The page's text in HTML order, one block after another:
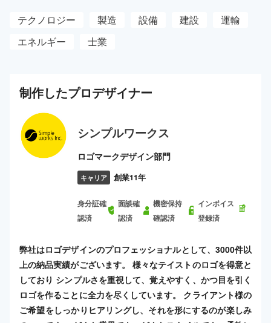
テクノロジー 製造 設備 建設
運輸
エネルギー
士業
制作したプロデザイナー
シンプルワークス
ロゴマークデザイン部門
キャリア 創業11年
身分証確
認済
面談確
認済
機密保持
確認済
インボイス
登録済
弊社はロゴデザインのプロフェッショナルとして、3000件以
上の納品実績がございます。 様々なテイストのロゴを得意と
しており シンプルさを重視して、覚えやすく、かつ目を引く
ロゴを作ることに全力を尽くしています。 クライアント様の
ご希望をしっかりヒアリングし、それを形にするのが楽しみ